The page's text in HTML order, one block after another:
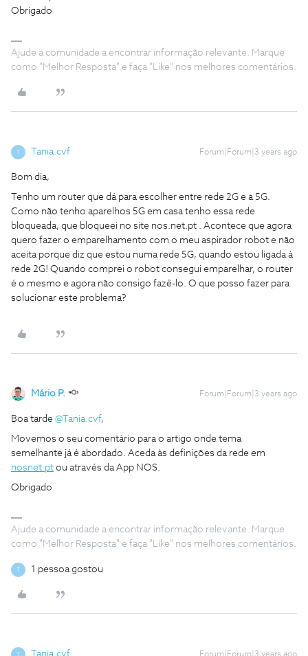
Obrigado
Ajude a comunidade a encontrar informação relevante. Marque
como "Melhor Resposta" e faça "Like" nos melhores comentários.
T Tania.cvf Forum|Forum|3 years ago
Bom dia,
Tenho um router que dá para escolher entre rede 2G e a 5G.
Como não tenho aparelhos 5G em casa tenho essa rede
bloqueada, que bloqueei no site nos.net.pt . Acontece que agora
quero fazer o emparelhamento com o meu aspirador robot e não
aceita porque diz que estou numa rede 5G, quando estou ligada à
rede 2G! Quando comprei o robot consegui emparelhar, o router
é o mesmo e agora não consigo fazê-lo. O que posso fazer para
solucionar este problema?
Mário P. Forum|Forum|3 years ago
Boa tarde @Tania.cvf,
Movemos o seu comentário para o artigo onde tema
semelhante já é abordado. Aceda às definições da rede em
nosnet.pt ou através da App NOS.
Obrigado
Ajude a comunidade a encontrar informação relevante. Marque
como "Melhor Resposta" e faça "Like" nos melhores comentários.
T 1 pessoa gostou
T Tania.cvf